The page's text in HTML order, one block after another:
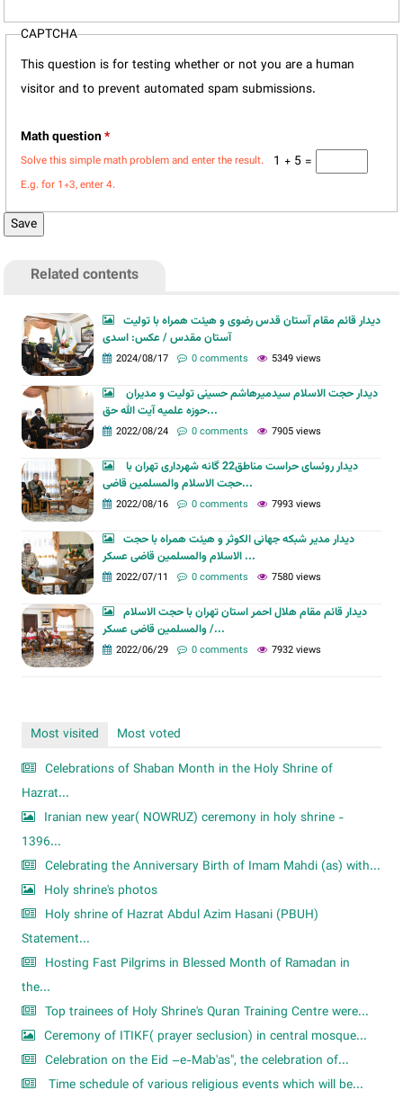
CAPTCHA
This question is for testing whether or not you are a human
visitor and to prevent automated spam submissions.
Math question*
1 + 5 =
Solve this simple math problem and enter the result.
E.g. for 1+3, enter 4.
Related contents
دیدار قائم مقام آستان قدس رضوی و هیئت همراه با تولیت
آستان مقدس / عکس: اسدی
2024/08/17 0 comments 5349 views
دیدار حجت الاسلام سیدمیرهاشم حسینی تولیت و مدیران
حوزه علمیه آیت الله حق...
2022/08/24 0 comments 7905 views
دیدار روئسای حراست مناطق22 گانه شهرداری تهران با
حجت الاسلام والمسلمین قاضی...
2022/08/16 0 comments 7993 views
دیدار مدیر شبکه جهانی الکوثر و هیئت همراه با حجت
الاسلام والمسلمین قاضی عسکر ...
2022/07/11 0 comments 7580 views
دیدار قائم مقام هلال احمر استان تهران با حجت الاسلام
والمسلمین قاضی عسکر /...
2022/06/29 0 comments 7932 views
Most visited
Most voted
Celebrations of Shaban Month in the Holy Shrine of
Hazrat...
Iranian new year( NOWRUZ) ceremony in holy shrine -
1396...
Celebrating the Anniversary Birth of Imam Mahdi (as) with...
Holy shrine's photos
Holy shrine of Hazrat Abdul Azim Hasani (PBUH)
Statement...
Hosting Fast Pilgrims in Blessed Month of Ramadan in
the...
Top trainees of Holy Shrine's Quran Training Centre were...
Ceremony of ITIKF( prayer seclusion) in central mosque...
Celebration on the Eid –e-Mab'as", the celebration of...
Time schedule of various religious events which will be...